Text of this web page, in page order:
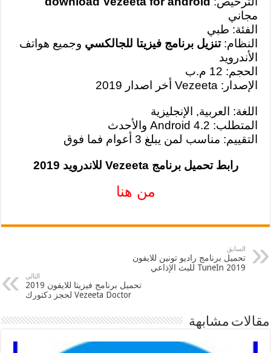
مجاني
الفئة: طبي
النظام:تنزيل برنامج فيزيتا للجالكسي وجميع هواتف
الأندرويد
الحجم: 12 م.ب
الإصدار: Vezeeta أخر اصدار 2019
اللغة: العربية, الإنجليزية
المتطلب: Android 4.2 والأحدث
التقييم: مناسب لمن يبلغ 3 أعوام فما فوق
رابط تحميل برنامج Vezeeta للاندرويد 2019
من هنا
السابق
تحميل برنامج راديو تونين للايفون
2019 TuneIn للبث الإذاعي
التالي
تحميل برنامج فيزيتا للايفون 2019
Vezeeta Doctor لحجز دكتورك
مقالات مشابهة